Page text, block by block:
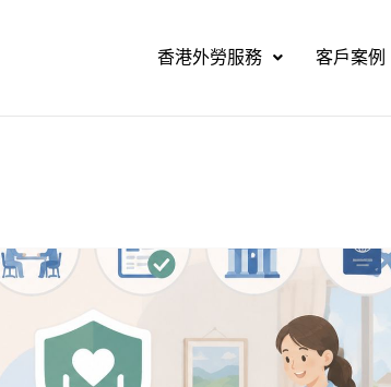
香港外勞服務 客戶案例